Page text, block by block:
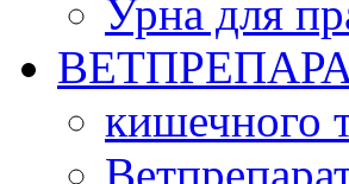
Урна для
кишечного